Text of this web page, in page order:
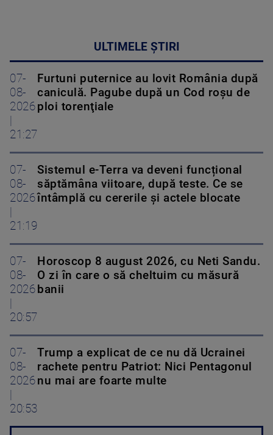
ULTIMELE ȘTIRI
07-
08-
2026
21:27
Furtuni puternice au lovit România după
caniculă. Pagube după un Cod roşu de
ploi torenţiale
07-
08-
2026
21:19
Sistemul e-Terra va deveni funcțional
săptămâna viitoare, după teste. Ce se
întâmplă cu cererile și actele blocate
07-
08-
2026
20:57
Horoscop 8 august 2026, cu Neti Sandu.
O zi în care o să cheltuim cu măsură
banii
07-
08-
2026
20:53
Trump a explicat de ce nu dă Ucrainei
rachete pentru Patriot: Nici Pentagonul
nu mai are foarte multe